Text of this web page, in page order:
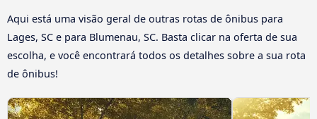
Aqui está uma visão geral de outras rotas de ônibus para
Lages, SC e para Blumenau, SC. Basta clicar na oferta de sua
escolha, e você encontrará todos os detalhes sobre a sua rota
de ônibus!